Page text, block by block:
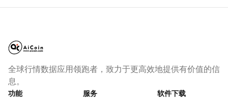
全球行情数据应用领跑者，致力于更高效地提供有价值的信
息。
功能 服务 软件下载